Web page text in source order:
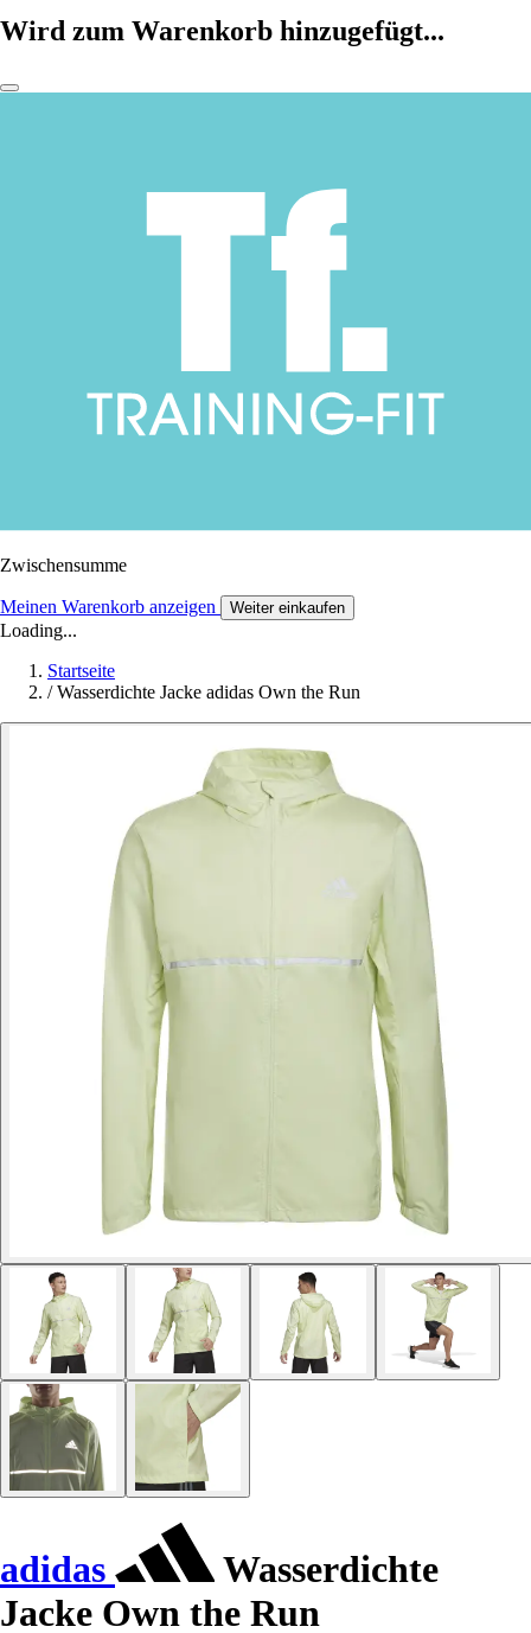
Wird zum Warenkorb hinzugefügt...
Zwischensumme
Meinen Warenkorb anzeigen Weiter einkaufen
Loading...
Startseite
/ Wasserdichte Jacke adidas Own the Run
adidas
Wasserdichte
Jacke Own the Run